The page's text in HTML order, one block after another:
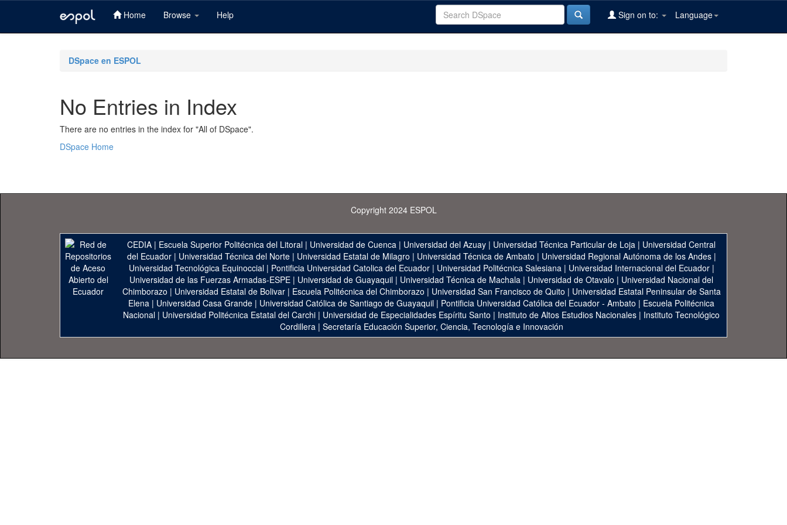
Home Browse Help Language
Sign on to:
DSpace en ESPOL
No Entries in Index
There are no entries in the index for "All of DSpace".
DSpace Home
Copyright 2024 ESPOL
CEDIA | Escuela Superior Politécnica del Litoral | Universidad de Cuenca | Universidad del Azuay | Universidad Técnica Particular de Loja | Universidad Central
del Ecuador| Universidad Técnica del Norte| Universidad Estatal de Milagro | Universidad Técnica de Ambato | Universidad Regional Autónoma de los Andes|
Universidad Tecnológica Equinoccial| Pontificia Universidad Catolica del Ecuador| Universidad Politécnica Salesiana| Universidad Internacional del Ecuador|
Universidad de las Fuerzas Armadas-ESPE | Universidad de Guayaquil | Universidad Técnica de Machala | Universidad de Otavalo | Universidad Nacional del
Chimborazo | Universidad Estatal de Bolivar| Escuela Politécnica del Chimborazo | Universidad San Francisco de Quito | Universidad Estatal Peninsular de Santa
Elena | Universidad Casa Grande | Universidad Católica de Santiago de Guayaquil | Pontificia Universidad Católica del Ecuador - Ambato | Escuela Politécnica
Nacional | Universidad Politécnica Estatal del Carchi | Universidad de Especialidades Espíritu Santo | Instituto de Altos Estudios Nacionales | Instituto Tecnológico
Cordillera| Secretaría Educación Superior, Ciencia, Tecnología e Innovación